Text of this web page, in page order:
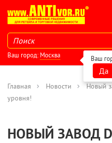
Ваш город: Москва Ваш
Да
Главная Новости
Новый
уровня!
НОВЫЙ ЗАВОД